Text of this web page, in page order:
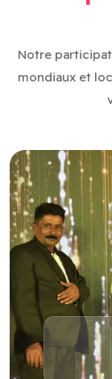
Notre
mondiaux et